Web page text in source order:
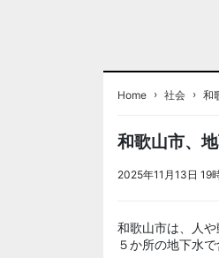
Home › 社会 › 和
和歌山市、
2025年11月13日 19
和歌山市は、人
５か所の地下水